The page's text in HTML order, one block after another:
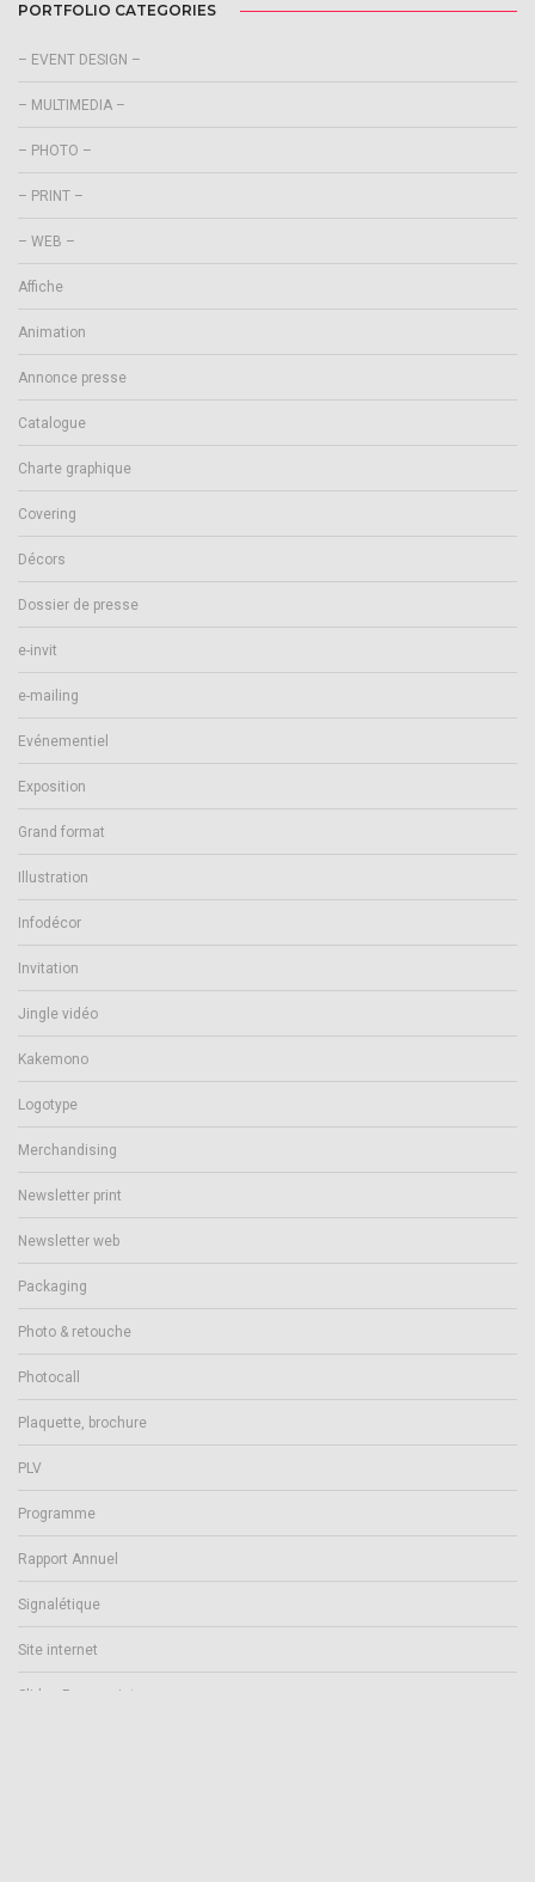
PORTFOLIO CATEGORIES
– EVENT DESIGN –
– MULTIMEDIA –
– PHOTO –
– PRINT –
– WEB –
Affiche
Animation
Annonce presse
Catalogue
Charte graphique
Covering
Décors
Dossier de presse
e-invit
e-mailing
Evénementiel
Exposition
Grand format
Illustration
Infodécor
Invitation
Jingle vidéo
Kakemono
Logotype
Merchandising
Newsletter print
Newsletter web
Packaging
Photo & retouche
Photocall
Plaquette, brochure
PLV
Programme
Rapport Annuel
Signalétique
Site internet
Slides Powerpoint